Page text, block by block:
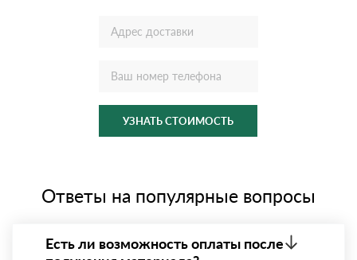
УЗНАТЬ СТОИМОСТЬ
Ответы на популярные вопросы
Есть ли возможность оплаты после